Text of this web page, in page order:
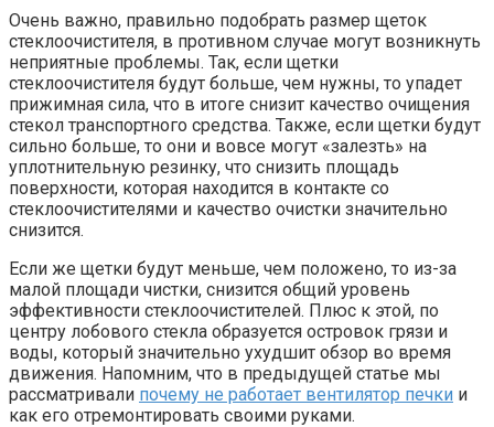
Очень важно, правильно подобрать размер щеток
стеклоочистителя, в противном случае могут возникнуть
неприятные проблемы. Так, если щетки
стеклоочистителя будут больше, чем нужны, то упадет
прижимная сила, что в итоге снизит качество очищения
стекол транспортного средства. Также, если щетки будут
сильно больше, то они и вовсе могут «залезть» на
уплотнительную резинку, что снизить площадь
поверхности, которая находится в контакте со
стеклоочистителями и качество очистки значительно
снизится.
Если же щетки будут меньше, чем положено, то из-за
малой площади чистки, снизится общий уровень
эффективности стеклоочистителей. Плюс к этой, по
центру лобового стекла образуется островок грязи и
воды, который значительно ухудшит обзор во время
движения. Напомним, что в предыдущей статье мы
рассматривали почему не работает вентилятор печки и
как его отремонтировать своими руками.